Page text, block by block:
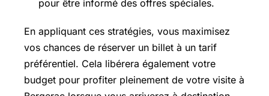
pour être informé des offres spéciales.
En appliquant ces stratégies, vous maximisez
vos chances de réserver un billet à un tarif
préférentiel. Cela libérera également votre
budget pour profiter pleinement de votre visite à